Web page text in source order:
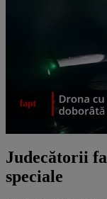
Judecătorii
speciale